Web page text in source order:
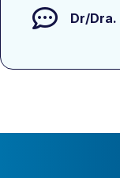
Dr/Dra.